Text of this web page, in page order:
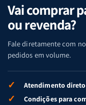
Vai comprar
ou revenda?
Fale diretamente com
pedidos em volume.
✓ Atendimento
✓ Condições para